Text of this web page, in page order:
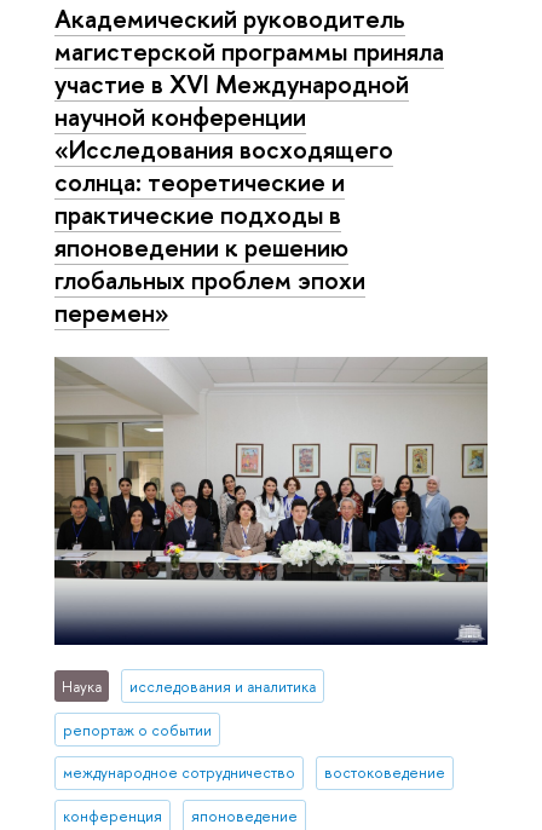
Академический руководитель
магистерской программы приняла
участие в XVI Международной
научной конференции
«Исследования восходящего
солнца: теоретические и
практические подходы в
японоведении к решению
глобальных проблем эпохи
перемен»
Наука исследования и аналитика
репортаж о событии
международное сотрудничество востоковедение
конференция японоведение